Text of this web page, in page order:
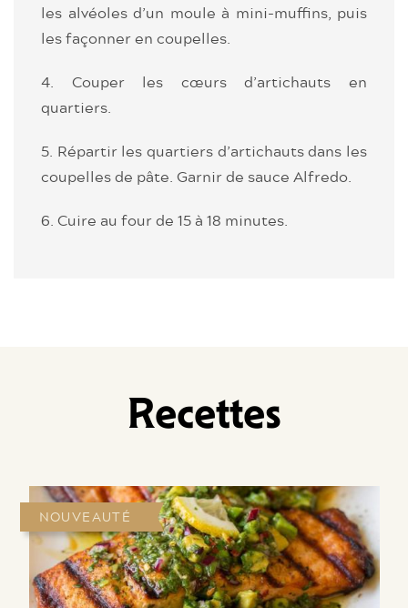
les alvéoles d’un moule à mini-muffins, puis
les façonner en coupelles.
4. Couper les cœurs d’artichauts en
quartiers.
5. Répartir les quartiers d’artichauts dans les
coupelles de pâte. Garnir de sauce Alfredo.
6. Cuire au four de 15 à 18 minutes.
Recettes
NOUVEAUTÉ